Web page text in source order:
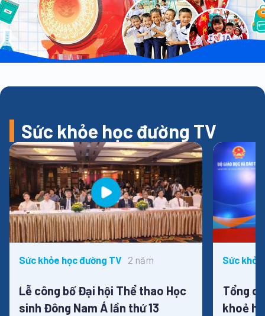
Sức khỏe học đường TV
Sức khỏe học đường TV 2 năm
Lễ công bố Đại hội Thể thao Học
sinh Đông Nam Á lần thứ 13
Sức
Tổng
khoẻ